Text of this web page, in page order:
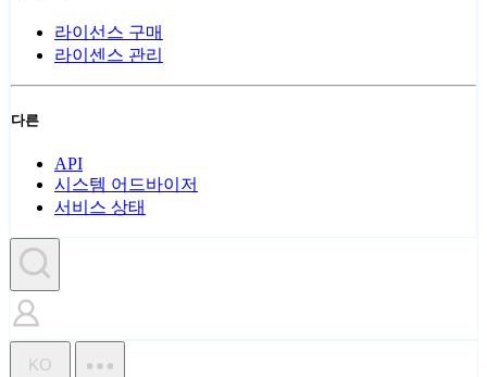
라이선스 구매
라이센스 관리
다른
API
시스템 어드바이저
서비스 상태
KO